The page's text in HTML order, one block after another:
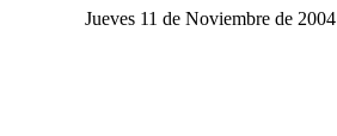
Jueves 11 de Noviembre de 2004